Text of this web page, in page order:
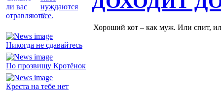
нуждаются
все.
Никогда не сдавайтесь
По прозвищу Кротёнок
Креста на тебе нет
Хороший кот – как муж. Или спит,